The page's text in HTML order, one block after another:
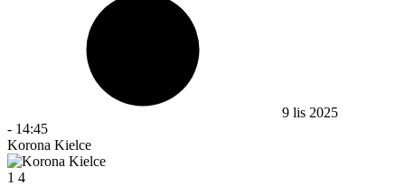
9 lis 2025
- 14:45
Korona Kielce
1 4